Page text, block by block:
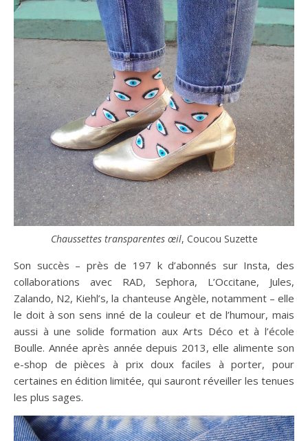
Chaussettes transparentes œil, Coucou Suzette
Son succès – près de 197 k d’abonnés sur Insta, des
collaborations avec RAD, Sephora, L’Occitane, Jules,
Zalando, N2, Kiehl’s, la chanteuse Angèle, notamment – elle
le doit à son sens inné de la couleur et de l’humour, mais
aussi à une solide formation aux Arts Déco et à l’école
Boulle. Année après année depuis 2013, elle alimente son
e-shop de pièces à prix doux faciles à porter, pour
certaines en édition limitée, qui sauront réveiller les tenues
les plus sages.